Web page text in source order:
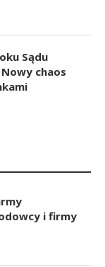
Sądu
chaos
i firmy